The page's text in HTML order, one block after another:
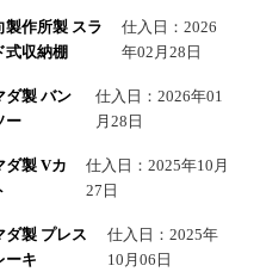
製作所製 スラ
式収納棚
仕入日：2026
年02月28日
ダ製 バン
ー
仕入日：2026年01
月28日
ダ製 Vカ
仕入日：2025年10月
27日
ダ製 プレス
ーキ
仕入日：2025年
10月06日